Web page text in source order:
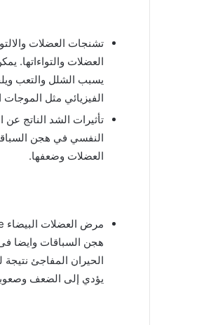
العضلات والتواءاتها.
يسبب الشلل والتعب
الفيزيائي مثل الموجات
النفسي في هجن
العضلات وضعفها.
هجن السباقات وايضا
يؤدي إلى الضعف